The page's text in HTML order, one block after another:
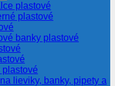
plastové
plastové
banky plastové
plastové
lieviky, banky, pipety a